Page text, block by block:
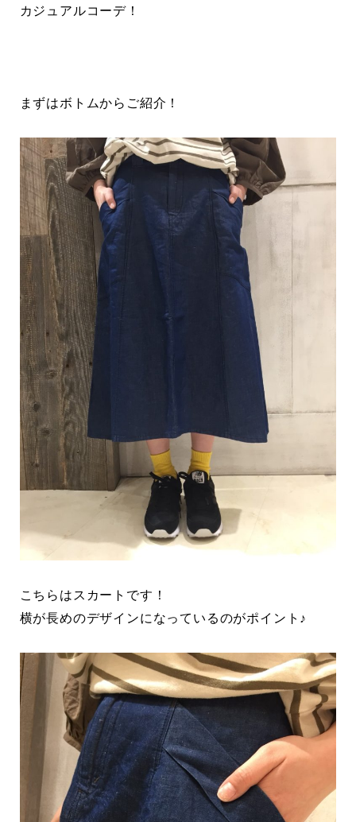
カジュアルコーデ！
まずはボトムからご紹介！
こちらはスカートです！
横が長めのデザインになっているのがポイント♪